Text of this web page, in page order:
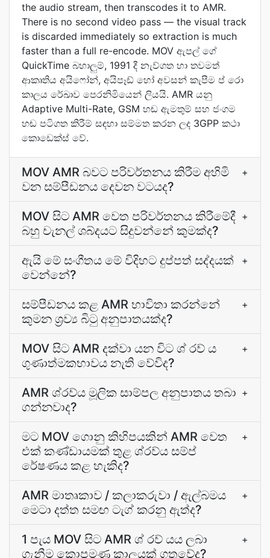
the audio stream, then transcodes it to AMR.
There is no second video pass — the visual track
is discarded immediately so extraction is much
faster than a full re-encode. MOV ඇපල් ගේ
QuickTime බහාලුම්, 1991 දී නැව්ගත හා තවමත්
ආකෘතිය අයිෆෝන්, අයිපෑඩ් හෝ අවසන් කැපීම ප් රො
කාලය රේඛාව පෙරනිමියෙන් ලියයි. AMR යනු
Adaptive Multi-Rate, GSM හඬ ඇමතුම් සහ ජංගම
හඬ පටිගත කිරීම් සඳහා සම්මත කරන ලද 3GPP කථා
කොඩෙක්ස් වේ.
MOV AMR බවට පරිවර්තනය කිරීම අහිමි
වන සම්පීඩනය දෙවන වටයද?
+
MOV සිට AMR වෙත පරිවර්තනය කිරීමේදී
බහු චැනල් ශබ්දයට සිදුවන්නේ කුමක්ද?
+
ඇයි මේ සංගීතය මේ විදිහට දුප්පත් සද්දයක්
වෙන්නේ?
+
සම්පීඩනය කළ AMR භාවිතා කරන්නේ
කුමන ශ්‍රව්‍ය බිටු අනුපාතයක්ද?
+
MOV සිට AMR දක්වා යන විට ශ් රව් ය
ගුණාත්මකභාවය නැති වේවිද?
+
AMR ශ්රව්ය මූලික සාම්පල අනුපාතය තබා
ගන්නවාද?
+
මට MOV ගොනු කිහිපයකින් AMR වෙත
එක් කණ්ඩායමක් තුළ ශ්රව්ය සම්ප්
රේෂණය කළ හැකිද?
+
AMR මාතෘකාව / කලාකරුවා / ඇල්බමය
මෙටා දත්ත සමඟ ටැග් කරනු ඇත්ද?
+
1 පැය MOV සිට AMR ශ් රව් යය ලබා
ගැනීම කොපමණ කාලයක් ගතවේද?
+